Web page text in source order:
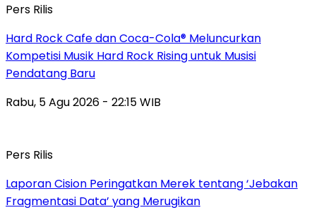
Pers Rilis
Hard Rock Cafe dan Coca-Cola® Meluncurkan
Kompetisi Musik Hard Rock Rising untuk Musisi
Pendatang Baru
Rabu, 5 Agu 2026 - 22:15 WIB
Pers Rilis
Laporan Cision Peringatkan Merek tentang ‘Jebakan
Fragmentasi Data’ yang Merugikan